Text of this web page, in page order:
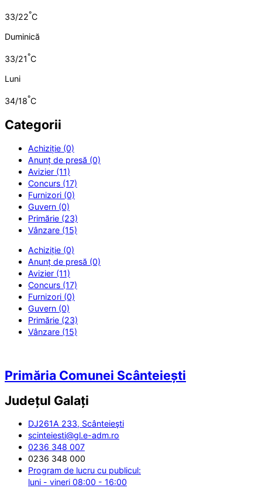
33/22°C
Duminică
33/21°C
Luni
34/18°C
Categorii
Achiziție (0)
Anunț de presă (0)
Avizier (11)
Concurs (17)
Furnizori (0)
Guvern (0)
Primărie (23)
Vânzare (15)
Achiziție (0)
Anunț de presă (0)
Avizier (11)
Concurs (17)
Furnizori (0)
Guvern (0)
Primărie (23)
Vânzare (15)
Primăria Comunei Scânteiești
Județul Galați
DJ261A 233, Scânteieşti
scinteiesti@gl.e-adm.ro
0236 348 007
0236 348 000
Program de lucru cu publicul:
luni - vineri 08:00 - 16:00